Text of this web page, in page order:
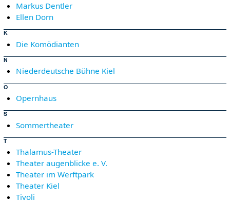
Markus Dentler
Ellen Dorn
K
Die Komödianten
N
Niederdeutsche Bühne Kiel
O
Opernhaus
S
Sommertheater
T
Thalamus-Theater
Theater augenblicke e. V.
Theater im Werftpark
Theater Kiel
Tivoli